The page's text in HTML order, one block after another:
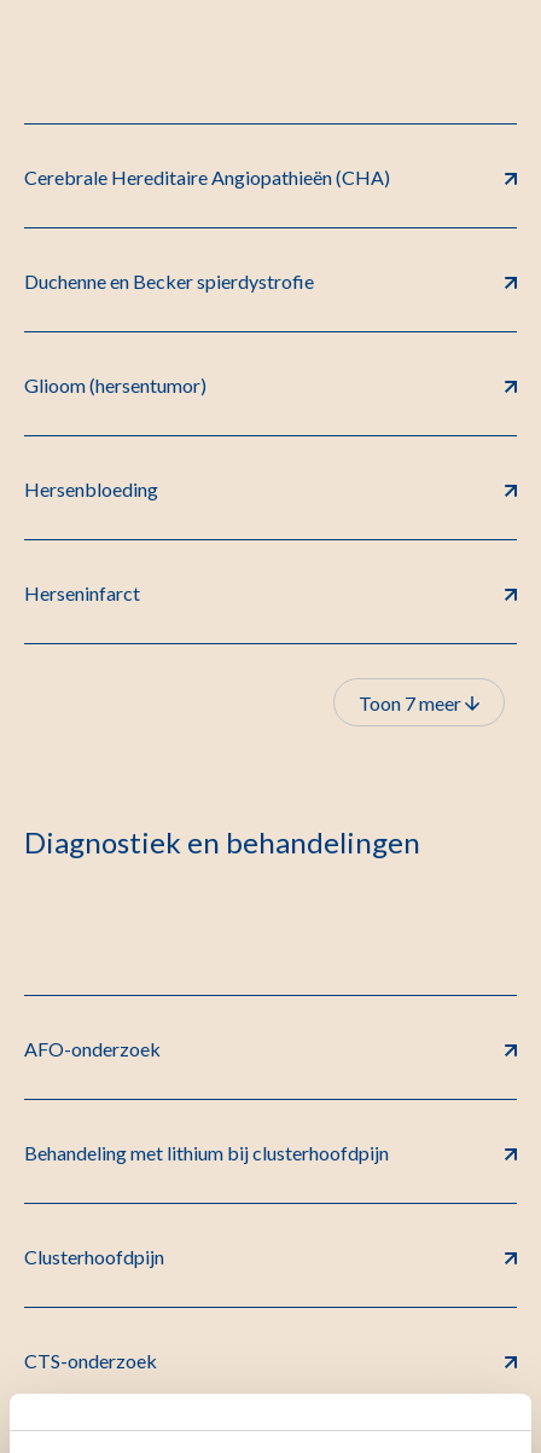
Cerebrale Hereditaire Angiopathieën (CHA)
Duchenne en Becker spierdystrofie
Glioom (hersentumor)
Hersenbloeding
Herseninfarct
Toon 7 meer
Diagnostiek en behandelingen
AFO-onderzoek
Behandeling met lithium bij clusterhoofdpijn
Clusterhoofdpijn
CTS-onderzoek